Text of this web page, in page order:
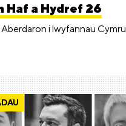
Haf a Hydref 26
i lwyfannau Cymru